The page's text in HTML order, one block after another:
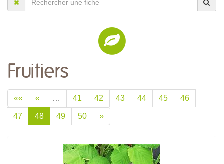
Fruitiers
«« « … 41 42 43 44 45 46
47 48 49 50 »